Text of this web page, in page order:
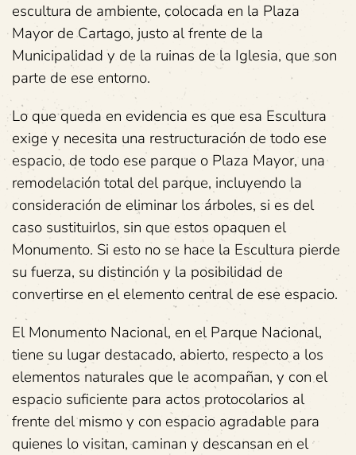
escultura de ambiente, colocada en la Plaza
Mayor de Cartago, justo al frente de la
Municipalidad y de la ruinas de la Iglesia, que son
parte de ese entorno.
Lo que queda en evidencia es que esa Escultura
exige y necesita una restructuración de todo ese
espacio, de todo ese parque o Plaza Mayor, una
remodelación total del parque, incluyendo la
consideración de eliminar los árboles, si es del
caso sustituirlos, sin que estos opaquen el
Monumento. Si esto no se hace la Escultura pierde
su fuerza, su distinción y la posibilidad de
convertirse en el elemento central de ese espacio.
El Monumento Nacional, en el Parque Nacional,
tiene su lugar destacado, abierto, respecto a los
elementos naturales que le acompañan, y con el
espacio suficiente para actos protocolarios al
frente del mismo y con espacio agradable para
quienes lo visitan, caminan y descansan en el